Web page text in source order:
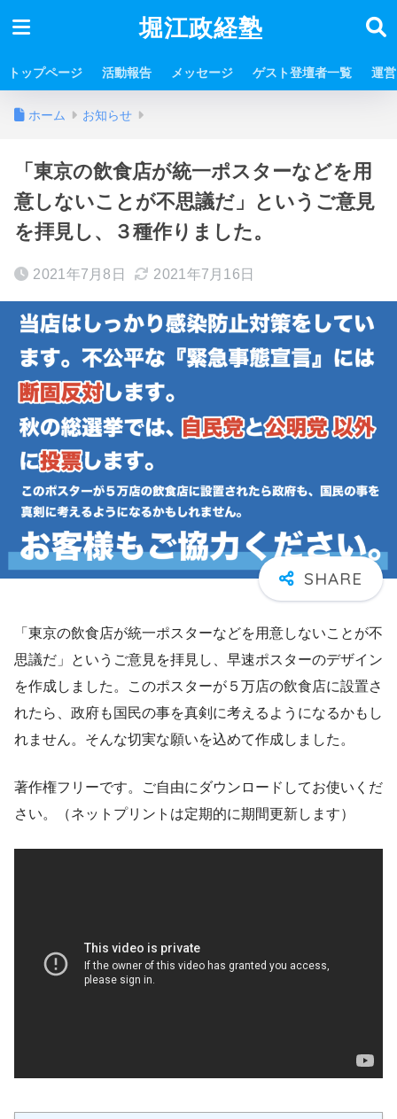
堀江政経塾
トップページ 活動報告 メッセージ ゲスト登壇者一覧 運
ホーム お知らせ
「東京の飲食店が統一ポスターなどを用
意しないことが不思議だ」というご意見
を拝見し、３種作りました。
2021年7月8日 2021年7月16日
「東京の飲食店が統一ポスターなどを用意しないことが不
思議だ」というご意見を拝見し、早速ポスターのデザイン
を作成しました。このポスターが５万店の飲食店に設置さ
れたら、政府も国民の事を真剣に考えるようになるかもし
れません。そんな切実な願いを込めて作成しました。
著作権フリーです。ご自由にダウンロードしてお使いくだ
さい。（ネットプリントは定期的に期間更新します）